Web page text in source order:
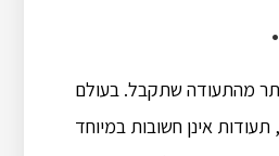
מהתעודה שתקבל. בעולם
אינן חשובות במיוחד